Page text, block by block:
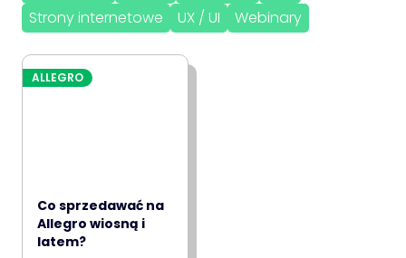
Strony internetowe
UX / UI Webinary
Co sprzedawać na
Allegro wiosną i
latem?
ALLEGRO